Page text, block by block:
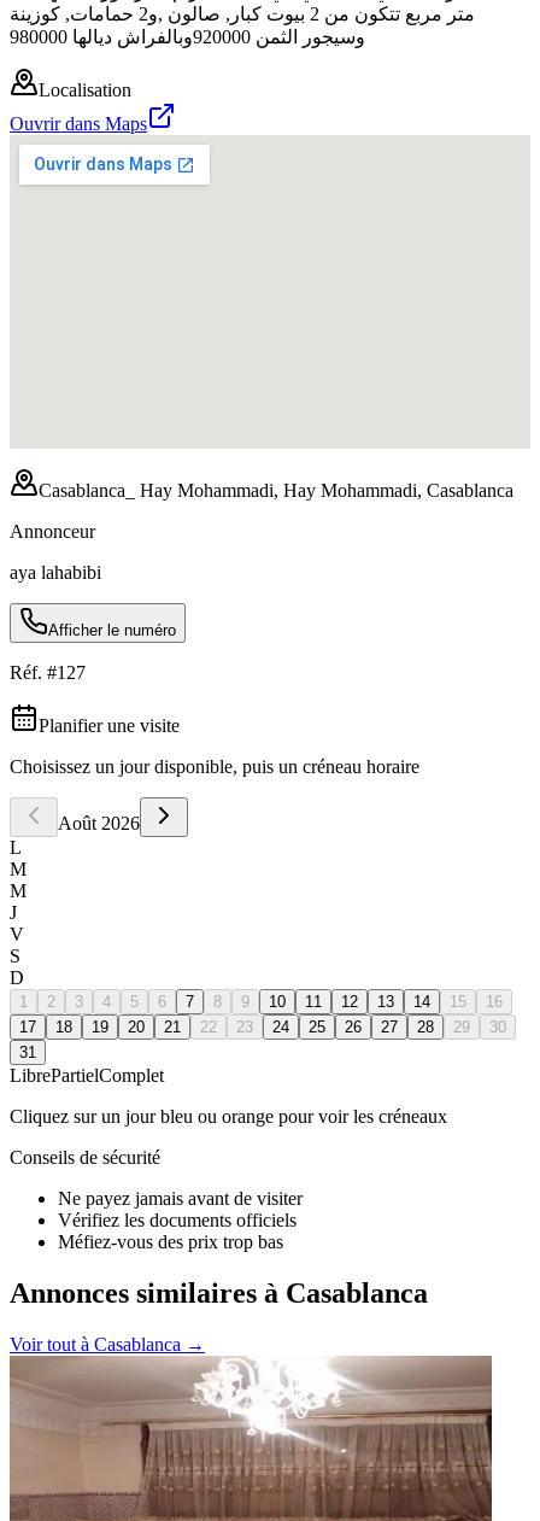
متر مربع تتكون من 2 بيوت كبار, صالون ,و2 حمامات, كوزينة
وسيجور الثمن 920000وبالفراش ديالها 980000
Localisation
Ouvrir dans Maps
Casablanca_ Hay Mohammadi, Hay Mohammadi, Casablanca
Annonceur
aya lahabibi
Afficher le numéro
Réf. #127
Planifier une visite
Choisissez un jour disponible, puis un créneau horaire
Août 2026
L
M
M
J
V
S
D
1 2 3 4 5 6 7 8 9 10 11 12 13 14 15
16
17
18 19 20 21 22 23 24 25 26 27 28 29
30
31
LibrePartielComplet
Cliquez sur un jour bleu ou orange pour voir les créneaux
Conseils de sécurité
Ne payez jamais avant de visiter
Vérifiez les documents officiels
Méfiez-vous des prix trop bas
Annonces similaires à Casablanca
Voir tout à Casablanca →